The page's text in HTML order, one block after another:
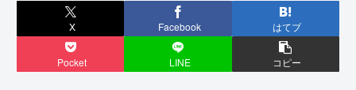
X Facebook はてブ
Pocket LINE コピー